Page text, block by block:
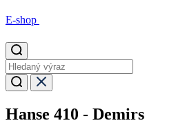
E-shop
Hanse 410 - Demirs